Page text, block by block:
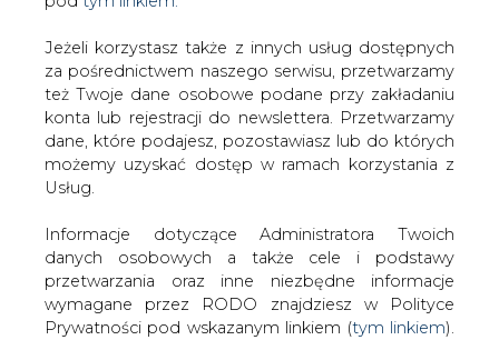
Jeżeli korzystasz także z innych usług dostępnych
za pośrednictwem naszego serwisu, przetwarzamy
też Twoje dane osobowe podane przy zakładaniu
konta lub rejestracji do newslettera. Przetwarzamy
dane, które podajesz, pozostawiasz lub do których
możemy uzyskać dostęp w ramach korzystania z
Usług.
Informacje dotyczące Administratora Twoich
danych osobowych a także cele i podstawy
przetwarzania oraz inne niezbędne informacje
wymagane przez RODO znajdziesz w Polityce
Prywatności pod wskazanym linkiem (tym linkiem).
Strona główna SERWIS INFORMACYJNY CIRE 24
zamierza zrezygnować z celów dotyczących
odnawialnych źródeł energii?
Justyna Madan
redakcja@cire.pl
2025-02-25 16:30
drukuj